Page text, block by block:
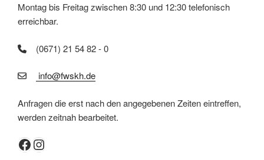
Montag bis Freitag zwischen 8:30 und 12:30 telefonisch
erreichbar.
(0671) 21 54 82 - 0
info@fwskh.de
Anfragen die erst nach den angegebenen Zeiten eintreffen,
werden zeitnah bearbeitet.
Facebook Instagram